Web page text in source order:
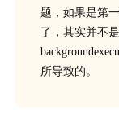
题，如果是第
了，其实并不
所导致的。